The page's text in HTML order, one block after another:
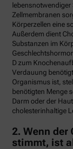
lebensnotwendiger
Zellmembranen
Körperzellen eine
Außerdem dient
Substanzen im
D zum
Verdauung
Organismus ist,
benötigten Menge
Darm oder der
cholesterinhaltige
2. Wenn
stimmt, ist